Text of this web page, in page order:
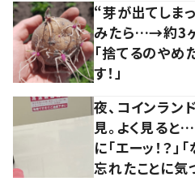
“芽が出てしま
みたら…→約3
「捨てるのやめ
す！」
夜、コインラン
見。よく見ると
に「エーッ！？」
忘れたことに気